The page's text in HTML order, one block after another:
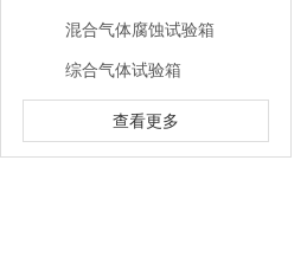
混合气体腐蚀试验箱
综合气体试验箱
查看更多